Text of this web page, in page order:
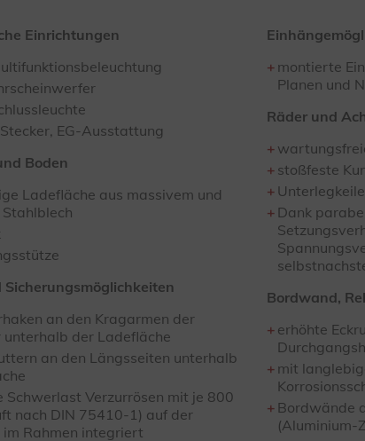
Einrichtungen
EG-Ausstattung
Boden
Ladefläche aus massivem und
an den Kragarmen der
der Ladefläche
an den Längsseiten unterhalb
Schwerlast Verzurrösen mit je 800
nach DIN 75410-1) auf der
Rahmen integriert
montierte
Planen und
Räder und
stoßfeste
Dank
Bordwand,
erhöhte
mit
Bordwände
(Aluminium-